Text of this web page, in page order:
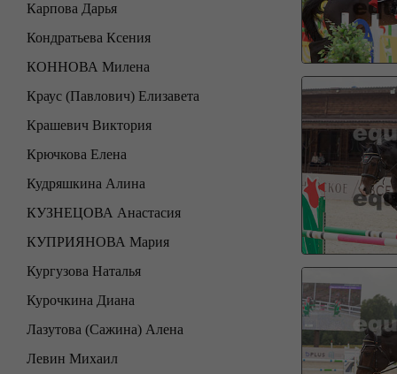
Карпова Дарья
Кондратьева Ксения
КОННОВА Милена
Краус (Павлович) Елизавета
Крашевич Виктория
Крючкова Елена
Кудряшкина Алина
КУЗНЕЦОВА Анастасия
КУПРИЯНОВА Мария
Кургузова Наталья
Курочкина Диана
Лазутова (Сажина) Алена
Левин Михаил